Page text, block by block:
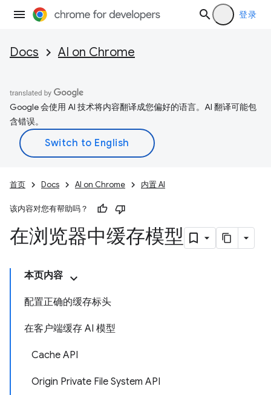
登录
Docs AI on Chrome
Google 会使用 AI 技术将内容翻译成您偏好的语言。AI 翻译可能包
含错误。
首页 Docs AI on Chrome 内置 AI
该内容对您有帮助吗？
在浏览器中缓存模型
本页内容
配置正确的缓存标头
在客户端缓存 AI 模型
Cache API
Origin Private File System API